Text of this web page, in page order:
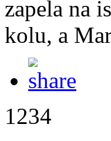
zapela na
kolu, a
1234